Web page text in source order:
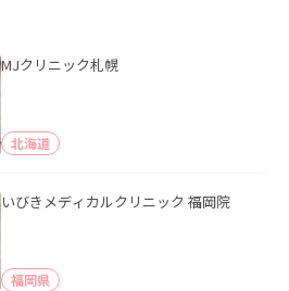
MJクリニック札幌
北海道
いびきメディカルクリニック 福岡院
福岡県